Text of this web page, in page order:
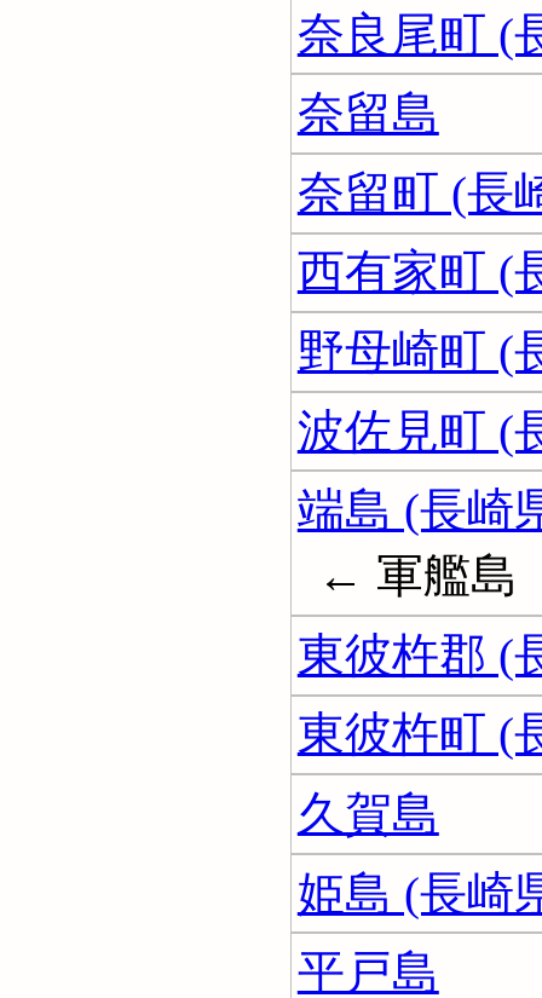
奈良尾町 (
奈留島
奈留町 (長
西有家町 (
野母崎町 (
波佐見町 (
端島 (長崎
← 軍艦島
東彼杵郡 (
東彼杵町 (
久賀島
姫島 (長崎
平戸島